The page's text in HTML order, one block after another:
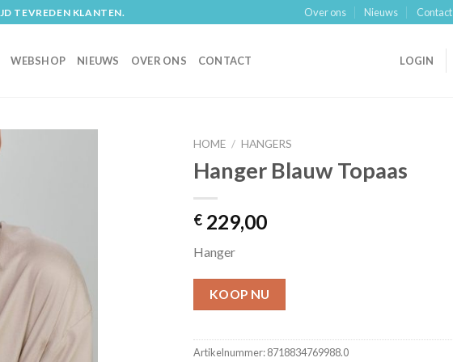
TEVREDEN KLANTEN. Over ons Nieuws Contact
WEBSHOP NIEUWS OVER ONS CONTACT LOGIN
HOME / HANGERS
Hanger Blauw Topaas
€ 229,00
Hanger
KOOP NU
Artikelnummer:8718834769988.0